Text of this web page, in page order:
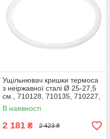
Ущільнювач кришки термоса
з неіржавної сталі Ø 25-27,5
см., 710128, 710135, 710227,
710234, 710326, 710104,
710111, 710203 Hendi
В наявності
2 181 ₴ 2 423 ₴